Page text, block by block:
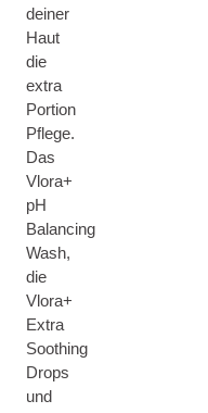
deiner
Haut
die
extra
Portion
Pflege.
Das
Vlora+
pH
Balancing
Wash,
die
Vlora+
Extra
Soothing
Drops
und